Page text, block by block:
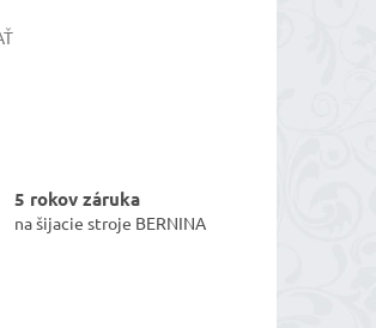
5 rokov záruka
na šijacie stroje BERNINA